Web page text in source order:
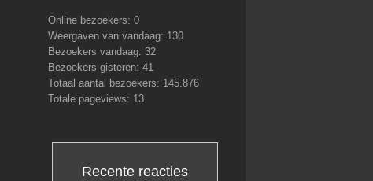
Online bezoekers:0
Weergaven van vandaag: 130
Bezoekers vandaag:32
Bezoekers gisteren:41
Totaal aantal bezoekers: 145.876
Totale pageviews: 13
Recente reacties